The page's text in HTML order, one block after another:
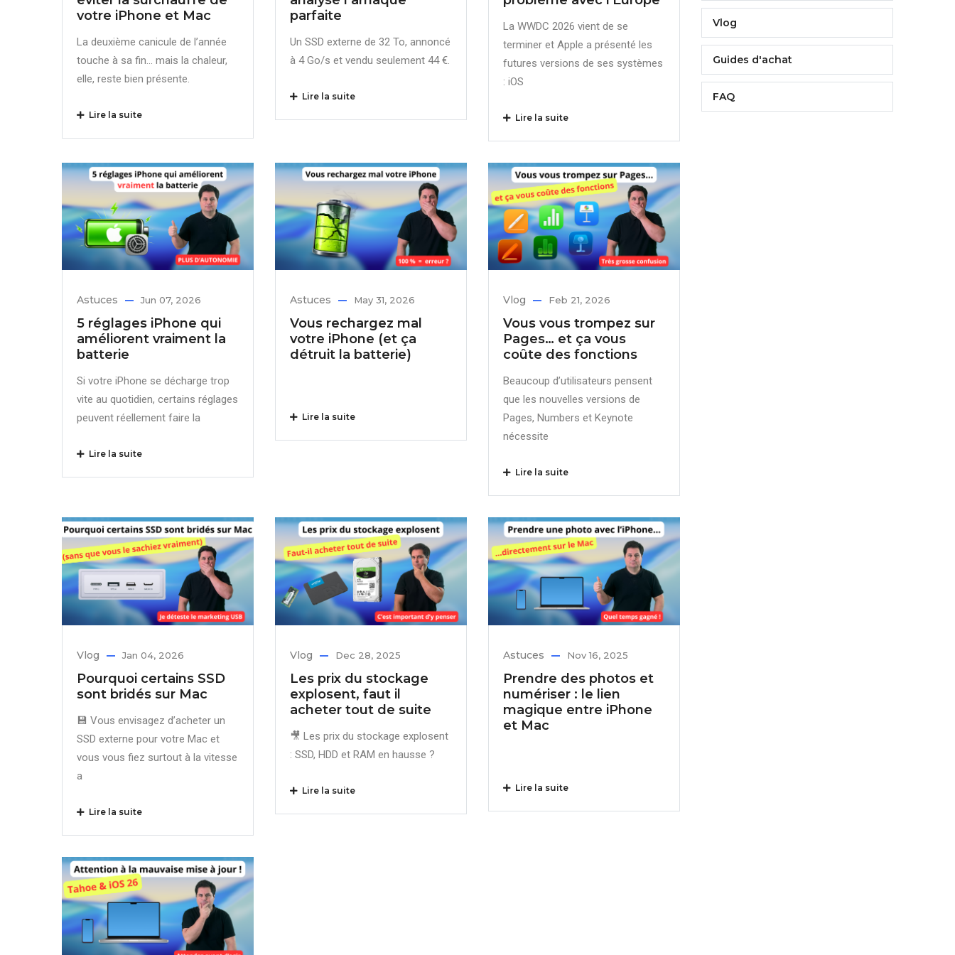
votre iPhone et Mac
La deuxième canicule de l’année
touche à sa fin… mais la chaleur,
elle, reste bien présente.
Lire la suite
parfaite
Un SSD externe de 32 To, annoncé
à 4 Go/s et vendu seulement 44 €.
Lire la suite
La WWDC 2026 vient de se
terminer et Apple a présenté les
futures versions de ses systèmes
: iOS
Lire la suite
Astuces Jun 07, 2026
5 réglages iPhone qui
améliorent vraiment la
batterie
Si votre iPhone se décharge trop
vite au quotidien, certains réglages
peuvent réellement faire la
Lire la suite
Astuces May 31, 2026
Vous rechargez mal
votre iPhone (et ça
détruit la batterie)
Lire la suite
Vlog Feb 21, 2026
Vous vous trompez sur
Pages… et ça vous
coûte des fonctions
Beaucoup d’utilisateurs pensent
que les nouvelles versions de
Pages, Numbers et Keynote
nécessite
Lire la suite
Vlog Jan 04, 2026
Pourquoi certains SSD
sont bridés sur Mac
💾 Vous envisagez d’acheter un
SSD externe pour votre Mac et
vous vous fiez surtout à la vitesse
a
Lire la suite
Vlog Dec 28, 2025
Les prix du stockage
explosent, faut il
acheter tout de suite
🎥 Les prix du stockage explosent
: SSD, HDD et RAM en hausse ?
Lire la suite
Astuces Nov 16, 2025
Prendre des photos et
numériser : le lien
magique entre iPhone
et Mac
Lire la suite
Vlog
Guides d'achat
FAQ